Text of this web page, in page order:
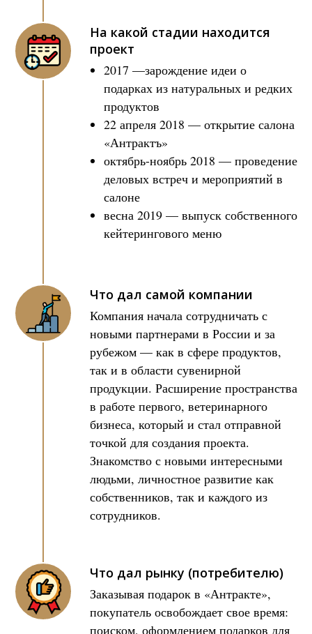
На какой стадии находится
проект
2017 —зарождение идеи о
подарках из натуральных и редких
продуктов
22 апреля 2018 — открытие салона
«Антрактъ»
октябрь-ноябрь 2018 — проведение
деловых встреч и мероприятий в
салоне
весна 2019 — выпуск собственного
кейтерингового меню
Что дал самой компании
Компания начала сотрудничать с
новыми партнерами в России и за
рубежом — как в сфере продуктов,
так и в области сувенирной
продукции. Расширение пространства
в работе первого, ветеринарного
бизнеса, который и стал отправной
точкой для создания проекта.
Знакомство с новыми интересными
людьми, личностное развитие как
собственников, так и каждого из
сотрудников.
Что дал рынку (потребителю)
Заказывая подарок в «Антракте»,
покупатель освобождает свое время:
поиском, оформлением подарков для